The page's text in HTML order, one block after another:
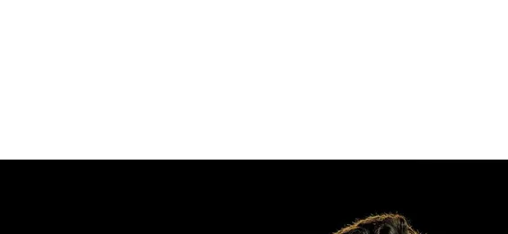
Es el máximo goleador español en las tres últimas ligas